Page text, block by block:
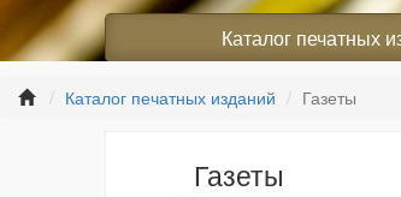
Каталог печатных
Каталог печатных изданий Газеты
Газеты